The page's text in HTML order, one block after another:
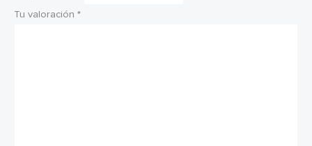
Tu valoración *